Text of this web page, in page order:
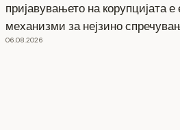
пријавувањето на корупцијата
механизми за нејзино
06.08.2026